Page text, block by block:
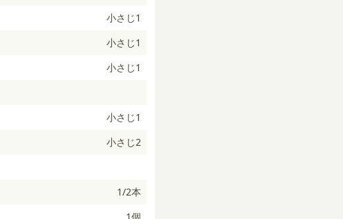
小さじ1
小さじ1
小さじ1
小さじ1
小さじ2
1/2本